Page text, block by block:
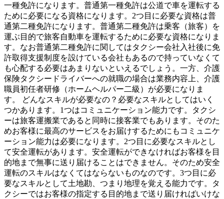
一種免許になります。普通第一種免許は公道で車を運転する
ために必要になる資格になります。2つ目に必要な資格は普
通第二種免許になります。普通第二種免許は乗客（旅客）を
運ぶ目的で旅客自動車を運転するために必要な資格になりま
す。なお普通第二種免許に関してはタクシー会社入社後に免
許取得支援制度を設けている会社もあるので持っていなくて
も心配する必要はあまりないといえるでしょう。一方、介護
保険タクシードライバーへの就職の場合は業務内容上、介護
職員初任者研修（ホームヘルパー二級）が必要になりま
す。 どんなスキルが必要なの？必要なスキルとしてはいく
つかあります。1つはコミュニケーション能力です。タクシ
ーは旅客運搬業であると同時に接客業でもあります。そのた
めお客様に最高のサービスをお届けするためにもコミュニケ
ーション能力は必要になります。2つ目に必要なスキルとし
て安全運転があります。安全運転ができなければお客様を目
的地まで無事に送り届けることはできません。そのため安全
運転のスキルはなくてはならないものなのです。3つ目に必
要なスキルとして土地勘、つまり地理を覚える能力です。タ
クシーではお客様の指定する目的地まで送り届ければいけな